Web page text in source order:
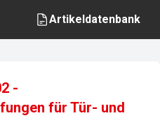
Artikeldatenbank
-
für Tür- und